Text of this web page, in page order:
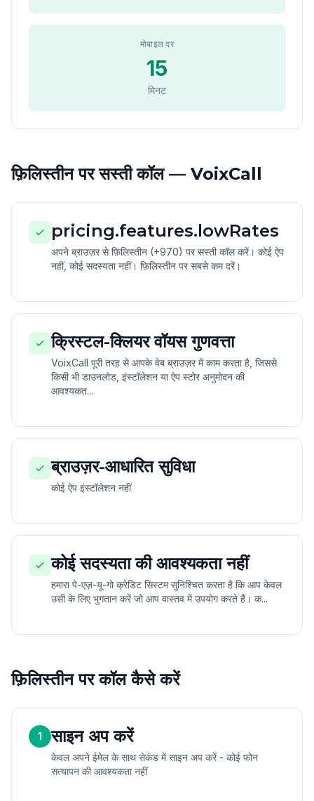
मोबाइल दर
15
मिनट
फ़िलिस्तीन पर सस्ती कॉल — VoixCall
pricing.features.lowRates
अपने ब्राउज़र से फ़िलिस्तीन (+970) पर सस्ती कॉल करें। कोई ऐप
नहीं, कोई सदस्यता नहीं। फ़िलिस्तीन पर सबसे कम दरें।
क्रिस्टल-क्लियर वॉयस गुणवत्ता
VoixCall पूरी तरह से आपके वेब ब्राउज़र में काम करता है, जिससे
किसी भी डाउनलोड, इंस्टॉलेशन या ऐप स्टोर अनुमोदन की
आवश्यकत...
ब्राउज़र-आधारित सुविधा
कोई ऐप इंस्टॉलेशन नहीं
कोई सदस्यता की आवश्यकता नहीं
हमारा पे-एज़-यू-गो क्रेडिट सिस्टम सुनिश्चित करता है कि आप केवल
उसी के लिए भुगतान करें जो आप वास्तव में उपयोग करते हैं। क...
फ़िलिस्तीन पर कॉल कैसे करें
1 साइन अप करें
केवल अपने ईमेल के साथ सेकंड में साइन अप करें - कोई फोन
सत्यापन की आवश्यकता नहीं